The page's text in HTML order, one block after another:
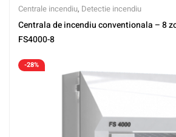
Centrale incendiu, Detectie incendiu
Centrala de incendiu conventionala – 8 zone – UNIPOS
FS4000-8
-28%